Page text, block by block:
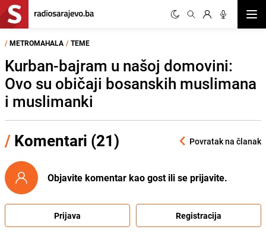
/ METROMAHALA / TEME
Kurban-bajram u našoj domovini:
Ovo su običaji bosanskih muslimana
i muslimanki
/ Komentari (21) Povratak na članak
Objavite komentar kao gost ili se prijavite.
Prijava Registracija